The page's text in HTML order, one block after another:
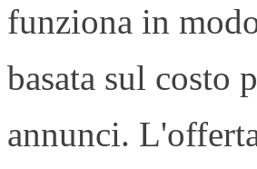
funziona in
basata sul costo
annunci.